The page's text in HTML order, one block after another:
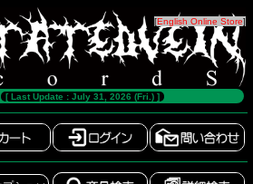
[English Online Store]
[ Last Update : July 31, 2026 (Fri.) ]